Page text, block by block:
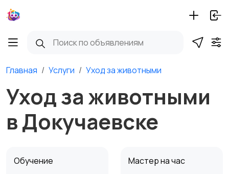
Главная Услуги Уход за животными
Уход за животными
в Докучаевске
Обучение Мастер на час